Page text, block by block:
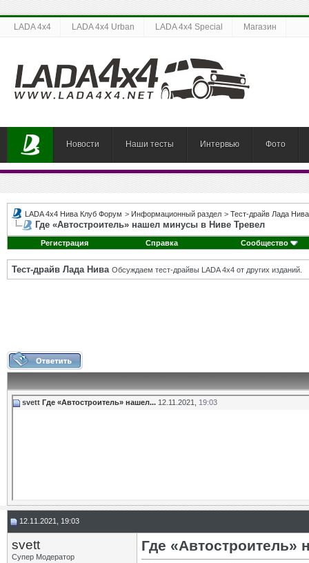
LADA 4x4 LADA 4x4 Urban LADA 4x4 Special Магазин
Новости Наши тесты Интервью Фото
LADA 4x4 Нива Клуб Форум > Информационный раздел > Тест-драйв Лада Нива
Где «Автостроитель» нашел минусы в Ниве Тревел
Регистрация Справка Сообщество
Тест-драйв Лада Нива Обсуждаем тест-драйвы LADA 4x4 от других изданий.
svett Где «Автостроитель» нашел... 12.11.2021, 19:03
12.11.2021, 19:03
svett
Супер Модератор
Где